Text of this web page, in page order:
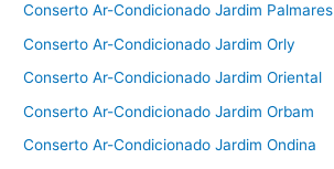
Conserto Ar-Condicionado Jardim Palmares
Conserto Ar-Condicionado Jardim Orly
Conserto Ar-Condicionado Jardim Oriental
Conserto Ar-Condicionado Jardim Orbam
Conserto Ar-Condicionado Jardim Ondina